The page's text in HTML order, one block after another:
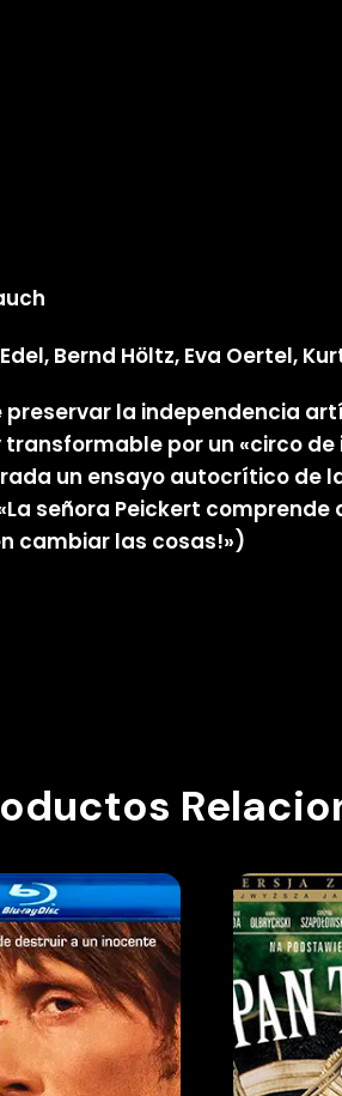
Bernd Höltz, Eva Oertel,
preservar la independencia
por un «circo
un ensayo autocrítico de
señora Peickert
cambiar las cosas!»)